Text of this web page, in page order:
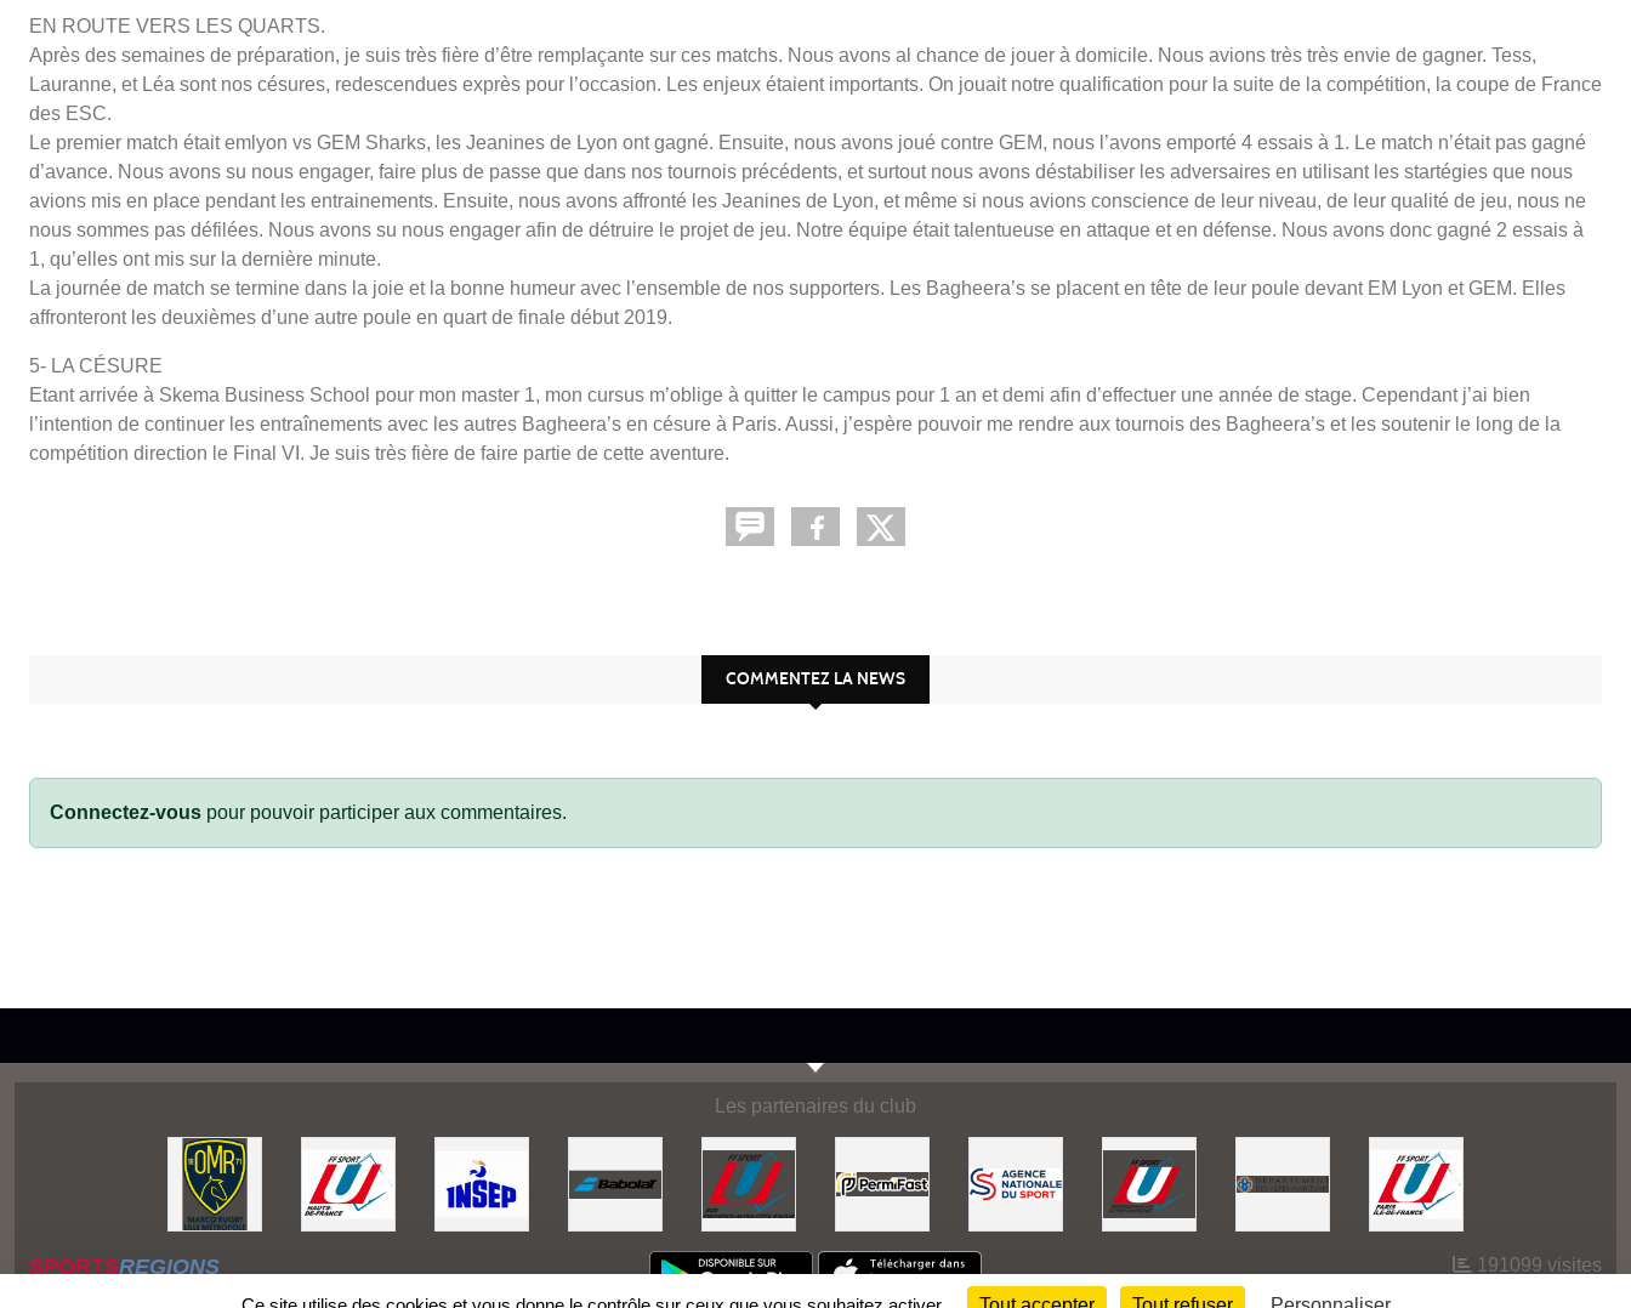
EN ROUTE VERS LES QUARTS.
Après des semaines de préparation, je suis très fière d’être remplaçante sur ces matchs. Nous avons al chance de jouer à domicile. Nous avions très très envie de gagner. Tess,
Lauranne, et Léa sont nos césures, redescendues exprès pour l’occasion. Les enjeux étaient importants. On jouait notre qualification pour la suite de la compétition, la coupe de France
des ESC.
Le premier match était emlyon vs GEM Sharks, les Jeanines de Lyon ont gagné. Ensuite, nous avons joué contre GEM, nous l’avons emporté 4 essais à 1. Le match n’était pas gagné
d’avance. Nous avons su nous engager, faire plus de passe que dans nos tournois précédents, et surtout nous avons déstabiliser les adversaires en utilisant les startégies que nous
avions mis en place pendant les entrainements. Ensuite, nous avons affronté les Jeanines de Lyon, et même si nous avions conscience de leur niveau, de leur qualité de jeu, nous ne
nous sommes pas défilées. Nous avons su nous engager afin de détruire le projet de jeu. Notre équipe était talentueuse en attaque et en défense. Nous avons donc gagné 2 essais à
1, qu’elles ont mis sur la dernière minute.
La journée de match se termine dans la joie et la bonne humeur avec l’ensemble de nos supporters. Les Bagheera’s se placent en tête de leur poule devant EM Lyon et GEM. Elles
affronteront les deuxièmes d’une autre poule en quart de finale début 2019.
5- LA CÉSURE
Etant arrivée à Skema Business School pour mon master 1, mon cursus m’oblige à quitter le campus pour 1 an et demi afin d’effectuer une année de stage. Cependant j’ai bien
l’intention de continuer les entraînements avec les autres Bagheera’s en césure à Paris. Aussi, j’espère pouvoir me rendre aux tournois des Bagheera’s et les soutenir le long de la
compétition direction le Final VI. Je suis très fière de faire partie de cette aventure.
COMMENTEZ LA NEWS
Connectez-vous pour pouvoir participer aux commentaires.
Les partenaires du club
SPORTSREGIONS 191099 visites